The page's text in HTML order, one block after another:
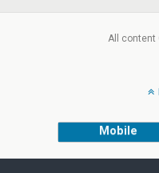
All content
Mobile